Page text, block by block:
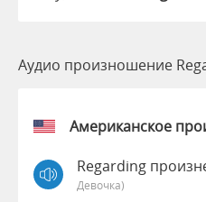
Аудио произношение
Американское
Regarding
Девочка)